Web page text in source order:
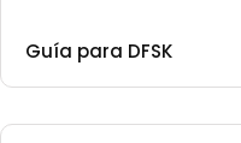
Guía para DFSK